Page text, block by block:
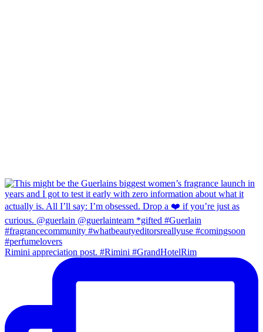
Rimini appreciation post. #Rimini #GrandHotelRim